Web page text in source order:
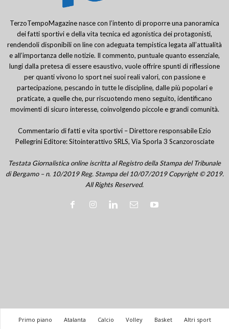
TerzoTempoMagazine nasce con l’intento di proporre una panoramica
dei fatti sportivi e della vita tecnica ed agonistica dei protagonisti,
rendendoli disponibili on line con adeguata tempistica legata all’attualità
e all’importanza delle notizie. Il commento, puntuale quanto essenziale,
lungi dalla pretesa di essere esaustivo, vuole offrire spunti di riflessione
per quanti vivono lo sport nei suoi reali valori, con passione e
partecipazione, pescando in tutte le discipline, dalle più popolari e
praticate, a quelle che, pur riscuotendo meno seguito, identificano
movimenti di sicuro interesse, coinvolgendo piccole e grandi comunità.
Commentario di fatti e vita sportivi – Direttore responsabile Ezio
Pellegrini Editore: Sitointerattivo SRLS, Via Sporla 3 Scanzorosciate
Testata Giornalistica online iscritta al Registro della Stampa del Tribunale
di Bergamo – n. 10/2019 Reg. Stampa del 10/07/2019 Copyright © 2019.
All Rights Reserved.
Primo piano Atalanta Calcio Volley Basket
Altri sport